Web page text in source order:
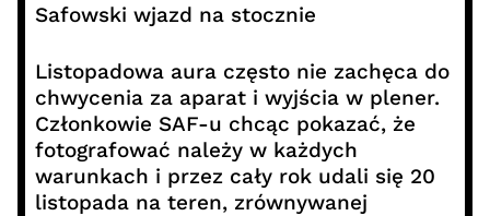
Safowski wjazd na stocznie
Listopadowa aura często nie zachęca do
chwycenia za aparat i wyjścia w plener.
Członkowie SAF-u chcąc pokazać, że
fotografować należy w każdych
warunkach i przez cały rok udali się 20
listopada na teren, zrównywanej